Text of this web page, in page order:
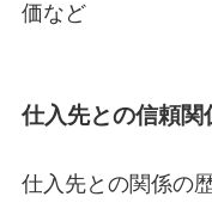
価など
仕入先との信頼関
仕入先との関係の